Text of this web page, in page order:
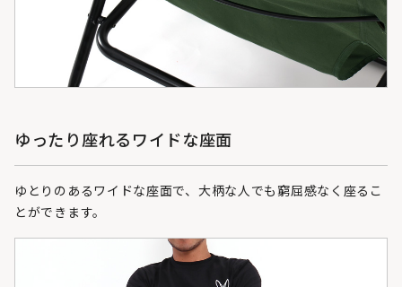
ゆったり座れるワイドな座面
ゆとりのあるワイドな座面で、大柄な人でも窮屈感なく座るこ
とができます。